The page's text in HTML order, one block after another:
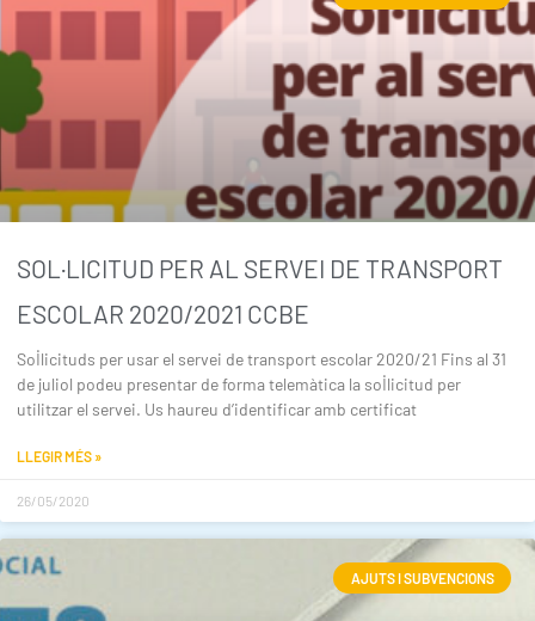
SOL·LICITUD PER AL SERVEI DE TRANSPORT
ESCOLAR 2020/2021 CCBE
Sol·licituds per usar el servei de transport escolar 2020/21 Fins al 31
de juliol podeu presentar de forma telemàtica la sol·licitud per
utilitzar el servei. Us haureu d’identificar amb certificat
LLEGIR MÉS »
26/05/2020
AJUTS I SUBVENCIONS